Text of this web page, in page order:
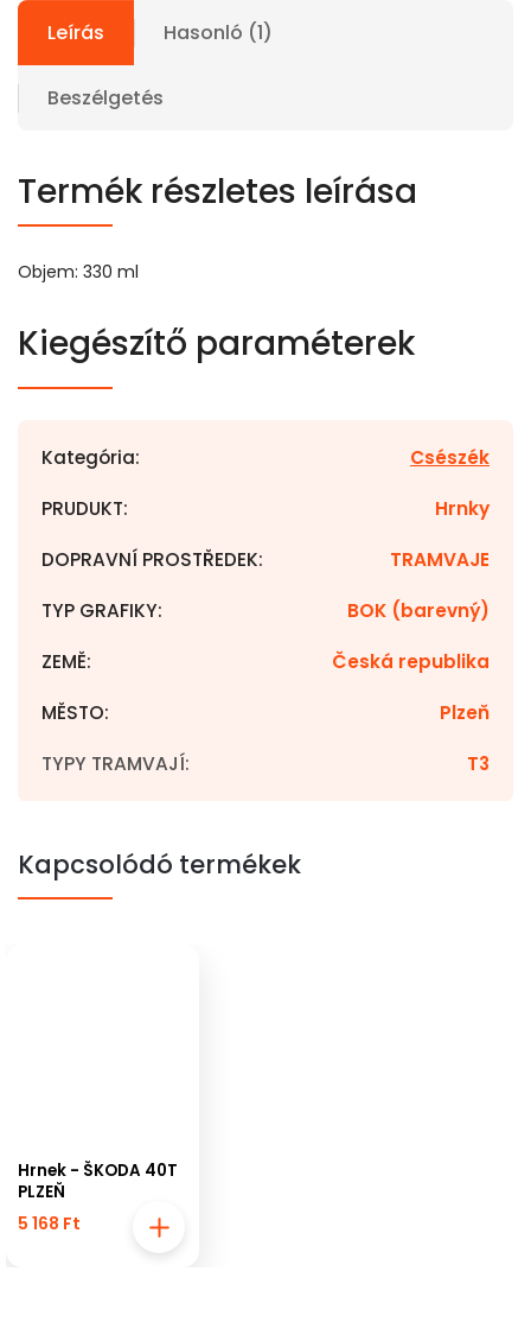
Leírás Hasonló (1)
Beszélgetés
Termék részletes leírása
Objem: 330 ml
Kiegészítő paraméterek
Kategória: Csészék
PRUDUKT: Hrnky
DOPRAVNÍ PROSTŘEDEK: TRAMVAJE
TYP GRAFIKY: BOK (barevný)
ZEMĚ: Česká republika
MĚSTO: Plzeň
TYPY TRAMVAJÍ: T3
Kapcsolódó termékek
Hrnek - ŠKODA 40T
PLZEŇ
5 168 Ft